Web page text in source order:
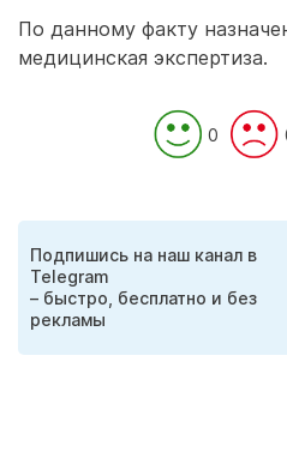
По данному факту
медицинская экспертиза.
0
Подпишись на наш канал в
Telegram
– быстро, бесплатно и без
рекламы